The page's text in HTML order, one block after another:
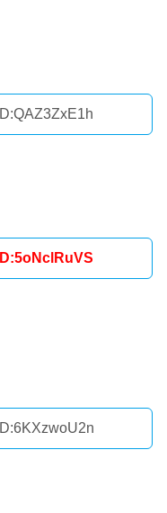
ID:QAZ3ZxE1h
ID:5oNclRuVS
ID:6KXzwoU2n